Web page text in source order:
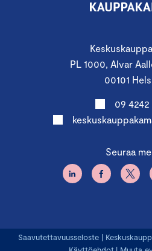
PL 1000, Alvar
00101
09
Seuraa
Saavutettavuusseloste |